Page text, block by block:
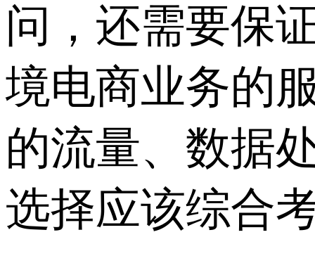
问，还需要保
境电商业务的
的流量、数据
选择应该综合